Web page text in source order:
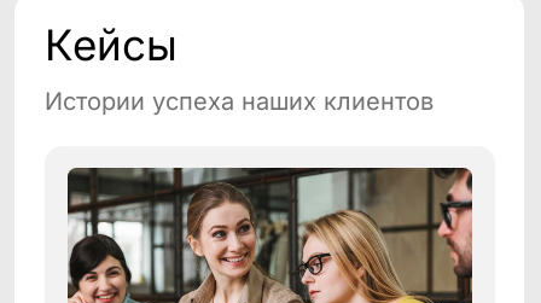
подробнее→
БЛОГ
Кейсы, статьи,
новости